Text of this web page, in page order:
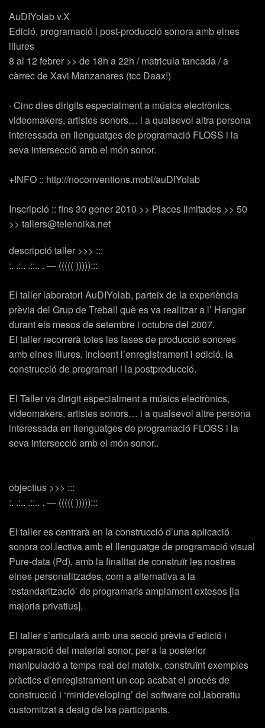
AuDIYolab v.X
Edició, programació i post-producció sonora amb eines
lliures
8 al 12 febrer >> de 18h a 22h / matricula tancada / a
càrrec de Xavi Manzanares (tcc Daax!)
· Cinc dies dirigits especialment a músics electrònics,
videomakers, artistes sonors… i a qualsevol altra persona
interessada en llenguatges de programació FLOSS i la
seva intersecció amb el món sonor.
+INFO :: http://noconventions.mobi/auDIYolab
Inscripció :: fins 30 gener 2010 >> Places limitades >> 50
>> tallers@telenoika.net
descripció taller >>> :::
:. .:.. .::.. . — ((((( ))))):::
El taller laboratori AuDIYolab, parteix de la experiència
prèvia del Grup de Treball què es va realitzar a l’ Hangar
durant els mesos de setembre i octubre del 2007.
El taller recorrerà totes les fases de producció sonores
amb eines lliures, incloent l’enregistrament i edició, la
construcció de programari i la postproducció.
El Taller va dirigit especialment a músics electrònics,
videomakers, artistes sonors… i a qualsevol altre persona
interessada en llenguatges de programació FLOSS i la
seva intersecció amb el món sonor..
objectius >>> :::
:. .:.. .::.. . — ((((( ))))):::
El taller es centrarà en la construcció d’una aplicació
sonora col.lectiva amb el llenguatge de programació visual
Pure-data (Pd), amb la finalitat de construïr les nostres
eines personalitzades, com a alternativa a la
‘estandarització’ de programaris amplament extesos [la
majoria privatius].
El taller s’articularà amb una secció prèvia d’edició i
preparació del material sonor, per a la posterior
manipulació a temps real del mateix, construïnt exemples
pràctics d’enregistrament un cop acabat el procés de
construcció i ‘minideveloping’ del software col.laboratiu
customitzat a desig de lxs participants.